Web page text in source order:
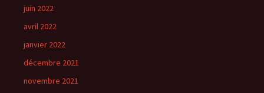
juin 2022
avril 2022
janvier 2022
décembre 2021
novembre 2021